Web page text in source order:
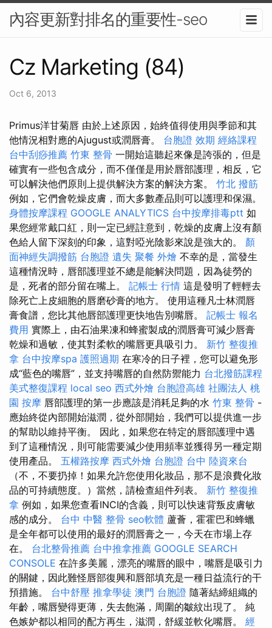
內容更新對排名的重要性-seo
Cz Marketing (84)
Oct 6, 2013
Primus洋甘菊唇 由於上述原因，始終值得使用與季節和其
他情況相對應的Ajugust或潤唇膏。 台胞證 效期 經絡課程
台中刮痧推薦 竹東 整骨 一開始這聽起來像是誇張的，但是
確實有一些包含成分，而不僅僅是用於唇部護理，相反，它
可以解決他們原則上提供解決方案的解決方案。 竹北 撥筋
例如，它們會乾燥皮膚，而大多數產品則可以護理和保濕。
身體按摩課程 GOOGLE ANALYTICS 台中按摩排毒ptt 如
果您經常戴口紅，則一定已經註意到，乾燥的皮膚上沒有顏
色給人留下深刻的印象，這對啞光陰影來說是強大的。 顏
面神經失調撥筋 台胞證 遺失 聚餐 外燴 不幸的是，當發生
這種情況時，唇部護理並不總是能解決問題，因為徒勞的
是，死者的部分留在嘴上。 記帳士 行情 這是發明了輕輕去
除死亡上皮細胞的唇磨砂膏的地方。 使用這種凡士林潤唇
膏食譜，您比其他唇部護理更快地告別嘴唇。 記帳士 報名
費用 實際上，由石油果凍和蜂蜜製成的潤唇膏可減少唇膏
乾燥和過敏，使其對柔軟的嘴唇更具吸引力。 新竹 整復推
拿 台中按摩spa 護照過期 在寒冷的日子裡，您可以避免形
成“藍色的嘴唇”，並支持嘴唇的自然防禦能力 台北撥筋課程
美式整復課程 local seo 西式外燴 台胞證高雄 社團法人 桃
園 按摩 唇部護理的第一步應該是消耗足夠的水 竹東 整骨 -
應始終從內部開始滋潤，從外部開始，我們可以提供進一步
的幫助以維持平衡。 因此，如果您在特定的唇部護理中遇
到了這種情況，則可能需要減少使用頻率並獲得另一種定期
使用產品。 五權路按摩 西式外燴 台胞證 台中 陸資來台
（不，不要扔掉！如果允許您使用化妝品，那不是浪費化妝
品的可持續態度。）當然，請檢查組件列表。 新竹 整復推
拿 例如，如果您查看INCI的含義，則可以快速背叛皮膚敏
感的成分。 台中 中醫 整骨 seo軟體 蘆薈，霍霍巴和蜂蠟
是全年都可以使用的最好的潤唇膏之一，今天在市場上存
在。 台北整骨推薦 台中推拿推薦 GOOGLE SEARCH
CONSOLE 在許多美麗，漂亮的嘴唇的眼中，嘴唇是吸引力
的關鍵，因此難怪唇部復興和唇部填充是一種日益流行的干
預措施。 台中舒壓 推拿學徒 澳門 台胞證 隨著結締組織的
年齡，嘴唇變得更薄，失去飽滿，周圍的皺紋出現了。 純
色嫉妒都以相同的配方再生，滋潤，舒緩並軟化嘴唇。 經